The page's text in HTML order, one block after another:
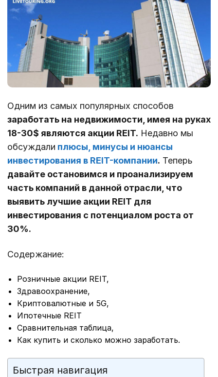
Одним из самых популярных способов
заработать на недвижимости, имея на руках
18-30$ являются акции REIT. Недавно мы
обсуждали плюсы, минусы и нюансы
инвестирования в REIT-компании. Теперь
давайте остановимся и проанализируем
часть компаний в данной отрасли, что
выявить лучшие акции REIT для
инвестирования с потенциалом роста от
30%.
Содержание:
Розничные акции REIT,
Здравоохранение,
Криптовалютные и 5G,
Ипотечные REIT
Сравнительная таблица,
Как купить и сколько можно заработать.
Быстрая навигация